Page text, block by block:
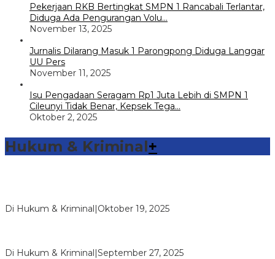
Pekerjaan RKB Bertingkat SMPN 1 Rancabali Terlantar,
Diduga Ada Pengurangan Volu…
November 13, 2025
Jurnalis Dilarang Masuk 1 Parongpong Diduga Langgar
UU Pers
November 11, 2025
Isu Pengadaan Seragam Rp1 Juta Lebih di SMPN 1
Cileunyi Tidak Benar, Kepsek Tega…
Oktober 2, 2025
Hukum & Kriminal+
Di Hukum & Kriminal|Oktober 19, 2025
Di Hukum & Kriminal|September 27, 2025